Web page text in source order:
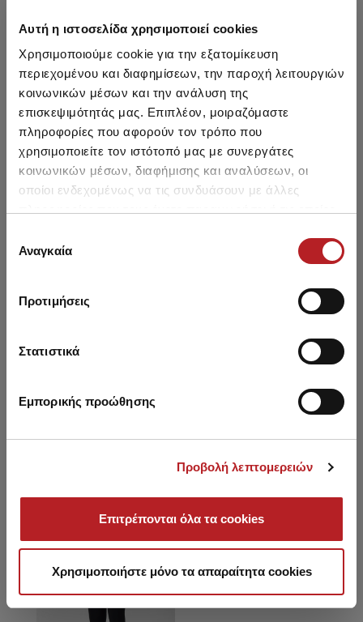
Αυτή η ιστοσελίδα χρησιμοποιεί cookies
Χρησιμοποιούμε cookie για την εξατομίκευση
περιεχομένου και διαφημίσεων, την παροχή λειτουργιών
κοινωνικών μέσων και την ανάλυση της
επισκεψιμότητάς μας. Επιπλέον, μοιραζόμαστε
πληροφορίες που αφορούν τον τρόπο που
χρησιμοποιείτε τον ιστότοπό μας με συνεργάτες
κοινωνικών μέσων, διαφήμισης και αναλύσεων, οι
οποίοι ενδεχομένως να τις συνδυάσουν με άλλες
των υπηρεσιών τους.
συγκατάθεσης
Αναγκαία
Προτιμήσεις
Στατιστικά
Εμπορικής προώθησης
Προβολή λεπτομερειών
Επιτρέπονται όλα τα cookies
Χρησιμοποιήστε μόνο τα απαραίτητα cookies
Πυτζάμα
Γυναικεία Νυχτικιά